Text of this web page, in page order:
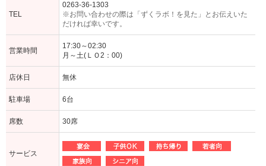
TEL
0263-36-1303
※お問い合わせの際は「ずくラボ！を見た」とお伝えいた
だければ幸いです。
営業時間
17:30～02:30
月～土(ＬＯ2：00)
店休日 無休
駐車場 6台
席数 30席
サービス